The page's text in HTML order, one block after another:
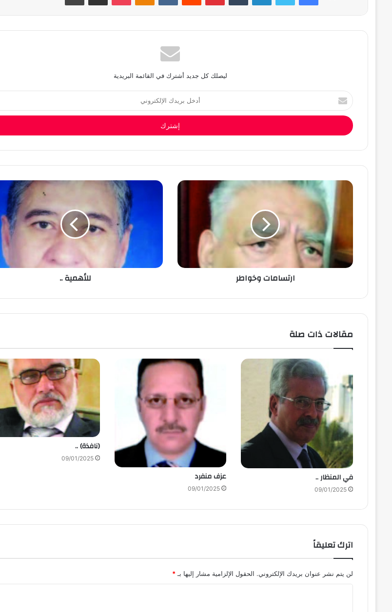
ليصلك كل جديد أشترك في القائمة البريدية
أدخل
بريدك
الإلكتروني
ارتسامات وخواطر للأهمية ..
مقالات ذات صلة
في المنظار ..
09/01/2025
عزف منفرد
09/01/2025
(نافذة) ..
09/01/2025
اترك تعليقاً
لن يتم نشر عنوان بريدك الإلكتروني. الحقول الإلزامية مشار إليها بـ*